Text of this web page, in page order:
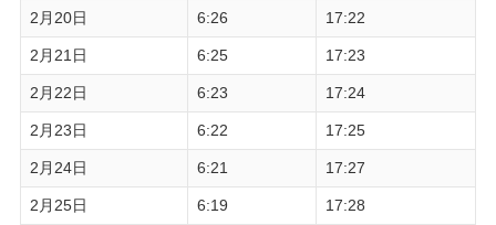
2月20日 6:26 17:22
2月21日 6:25 17:23
2月22日 6:23 17:24
2月23日 6:22 17:25
2月24日 6:21 17:27
2月25日 6:19 17:28